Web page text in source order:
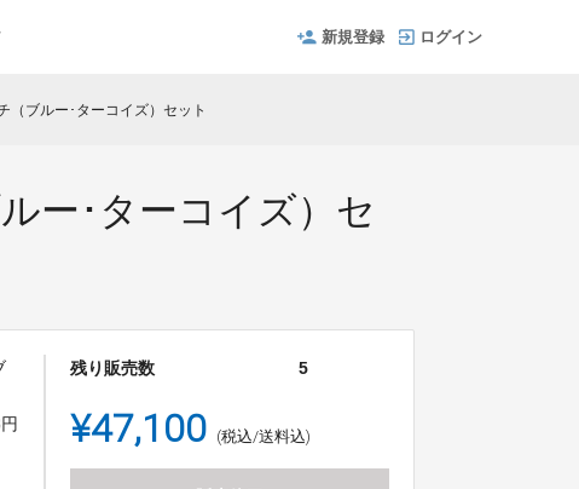
新規登録 ログイン
（ブルー･ターコイズ）セット
ー･ターコイズ）セ
残り販売数 5
¥47,100 (税込/送料込)